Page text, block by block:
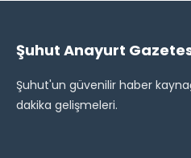
Şuhut Anayurt
Şuhut'un güvenilir haber
dakika gelişmeleri.